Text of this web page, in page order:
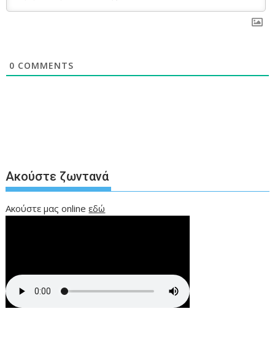
0 COMMENTS
Ακούστε ζωντανά
Ακούστε μας onlineεδώ